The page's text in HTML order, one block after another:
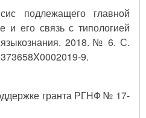
подлежащего главной
и его связь с типологией
2018. № 6. С.
9.
гранта РГНФ № 17-